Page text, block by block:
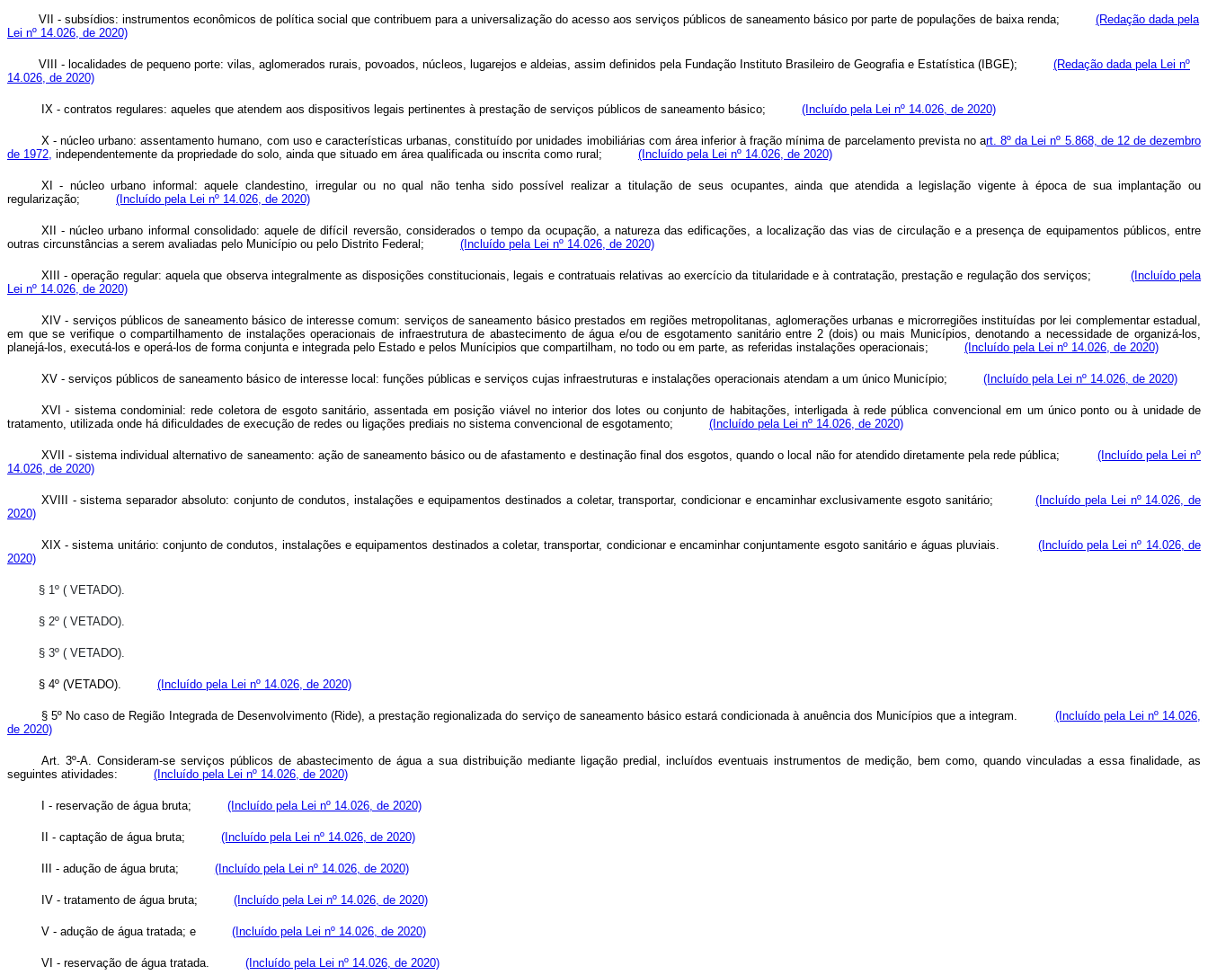
VII - subsídios: instrumentos econômicos de política social que contribuem para a universalização do acesso aos serviços públicos de saneamento básico por parte de populações de baixa renda;
(Redação dada pela
Lei nº 14.026, de 2020)
VIII - localidades de pequeno porte: vilas, aglomerados rurais, povoados, núcleos, lugarejos e aldeias, assim definidos pela Fundação Instituto Brasileiro de Geografia e Estatística (IBGE);
(Redação dada pela Lei nº
14.026, de 2020)
IX - contratos regulares: aqueles que atendem aos dispositivos legais pertinentes à prestação de serviços públicos de saneamento básico; (Incluído pela Lei nº 14.026, de 2020)
X - núcleo urbano: assentamento humano, com uso e características urbanas, constituído por unidades imobiliárias com área inferior à fração mínima de parcelamento prevista no art. 8º da Lei nº 5.868, de 12 de dezembro
de 1972, independentemente da propriedade do solo, ainda que situado em área qualificada ou inscrita como rural; (Incluído pela Lei nº 14.026, de 2020)
XI - núcleo urbano informal: aquele clandestino, irregular ou no qual não tenha sido possível realizar a titulação de seus ocupantes, ainda que atendida a legislação vigente à época de sua implantação ou
regularização;
(Incluído pela Lei nº 14.026, de 2020)
XII - núcleo urbano informal consolidado: aquele de difícil reversão, considerados o tempo da ocupação, a natureza das edificações, a localização das vias de circulação e a presença de equipamentos públicos, entre
outras circunstâncias a serem avaliadas pelo Município ou pelo Distrito Federal;
(Incluído pela Lei nº 14.026, de 2020)
XIII - operação regular: aquela que observa integralmente as disposições constitucionais, legais e contratuais relativas ao exercício da titularidade e à contratação, prestação e regulação dos serviços;
(Incluído pela
Lei nº 14.026, de 2020)
XIV - serviços públicos de saneamento básico de interesse comum: serviços de saneamento básico prestados em regiões metropolitanas, aglomerações urbanas e microrregiões instituídas por lei complementar estadual,
em que se verifique o compartilhamento de instalações operacionais de infraestrutura de abastecimento de água e/ou de esgotamento sanitário entre 2 (dois) ou mais Municípios, denotando a necessidade de organizá-los,
planejá-los, executá-los e operá-los de forma conjunta e integrada pelo Estado e pelos Munícipios que compartilham, no todo ou em parte, as referidas instalações operacionais;
(Incluído pela Lei nº 14.026, de 2020)
XV - serviços públicos de saneamento básico de interesse local: funções públicas e serviços cujas infraestruturas e instalações operacionais atendam a um único Município; (Incluído pela Lei nº 14.026, de 2020)
XVI - sistema condominial: rede coletora de esgoto sanitário, assentada em posição viável no interior dos lotes ou conjunto de habitações, interligada à rede pública convencional em um único ponto ou à unidade de
tratamento, utilizada onde há dificuldades de execução de redes ou ligações prediais no sistema convencional de esgotamento;
(Incluído pela Lei nº 14.026, de 2020)
XVII - sistema individual alternativo de saneamento: ação de saneamento básico ou de afastamento e destinação final dos esgotos, quando o local não for atendido diretamente pela rede pública;
(Incluído pela Lei nº
14.026, de 2020)
XVIII - sistema separador absoluto: conjunto de condutos, instalações e equipamentos destinados a coletar, transportar, condicionar e encaminhar exclusivamente esgoto sanitário;
(Incluído pela Lei nº 14.026, de
2020)
XIX - sistema unitário: conjunto de condutos, instalações e equipamentos destinados a coletar, transportar, condicionar e encaminhar conjuntamente esgoto sanitário e águas pluviais.
(Incluído pela Lei nº 14.026, de
2020)
§ 1º ( VETADO).
§ 2º ( VETADO).
§ 3º ( VETADO).
§ 4º (VETADO). (Incluído pela Lei nº 14.026, de 2020)
§ 5º No caso de Região Integrada de Desenvolvimento (Ride), a prestação regionalizada do serviço de saneamento básico estará condicionada à anuência dos Municípios que a integram.
(Incluído pela Lei nº 14.026,
de 2020)
Art. 3º-A. Consideram-se serviços públicos de abastecimento de água a sua distribuição mediante ligação predial, incluídos eventuais instrumentos de medição, bem como, quando vinculadas a essa finalidade, as
seguintes atividades:
(Incluído pela Lei nº 14.026, de 2020)
I - reservação de água bruta; (Incluído pela Lei nº 14.026, de 2020)
II - captação de água bruta; (Incluído pela Lei nº 14.026, de 2020)
III - adução de água bruta; (Incluído pela Lei nº 14.026, de 2020)
IV - tratamento de água bruta; (Incluído pela Lei nº 14.026, de 2020)
V - adução de água tratada; e (Incluído pela Lei nº 14.026, de 2020)
VI - reservação de água tratada. (Incluído pela Lei nº 14.026, de 2020)